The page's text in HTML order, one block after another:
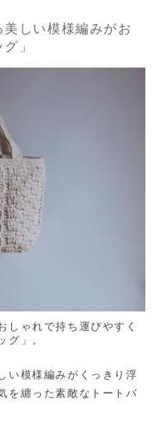
美しい模様編みがお
」
しゃれで持ち運びやすく
グ」。
い模様編みがくっきり浮
を纏った素敵なトートバ